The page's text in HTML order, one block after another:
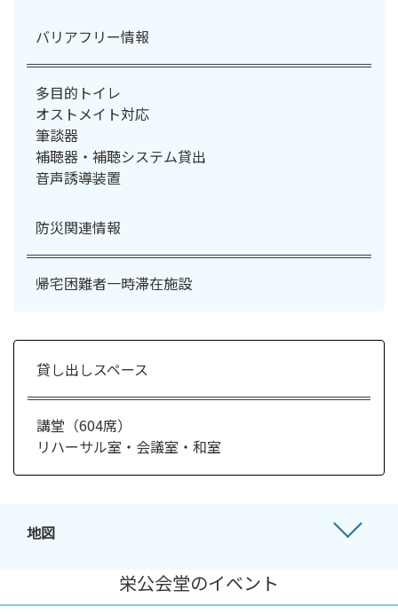
バリアフリー情報
多目的トイレ
オストメイト対応
筆談器
補聴器・補聴システム貸出
音声誘導装置
防災関連情報
帰宅困難者一時滞在施設
貸し出しスペース
講堂（604席）
リハーサル室・会議室・和室
地図
栄公会堂のイベント